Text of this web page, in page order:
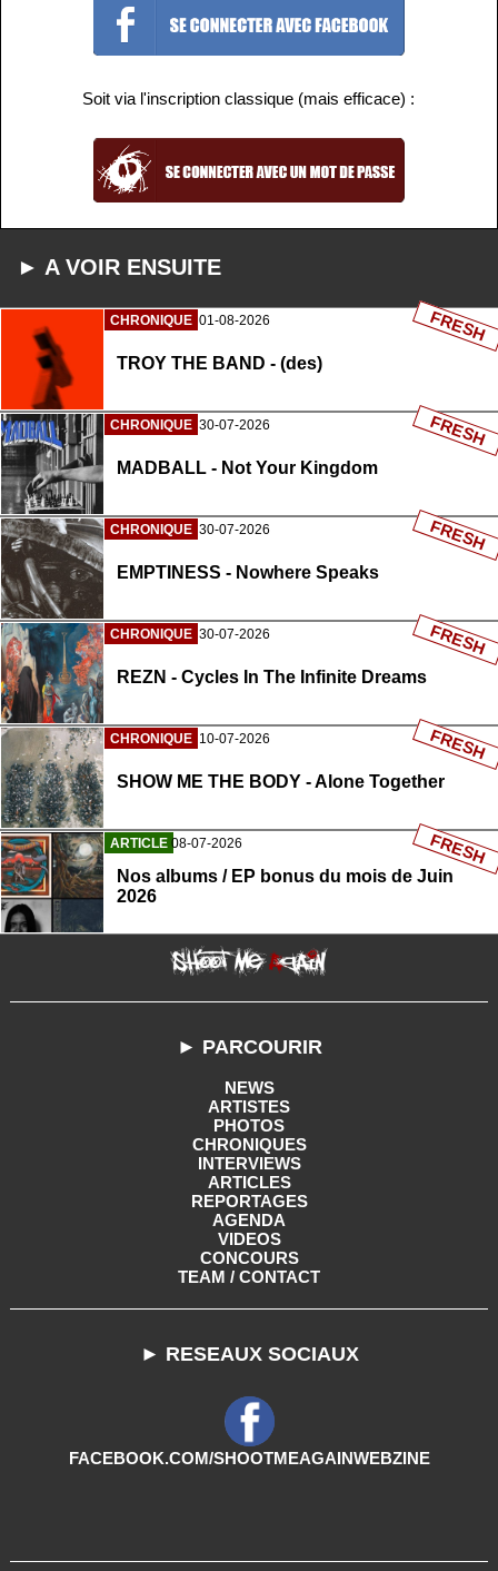
Soit via l'inscription classique (mais efficace) :
► A VOIR ENSUITE
CHRONIQUE 01-08-2026
TROY THE BAND - (des)
FRESH
CHRONIQUE 30-07-2026
MADBALL - Not Your Kingdom
FRESH
CHRONIQUE 30-07-2026
EMPTINESS - Nowhere Speaks
FRESH
CHRONIQUE 30-07-2026
REZN - Cycles In The Infinite Dreams
FRESH
CHRONIQUE 10-07-2026
SHOW ME THE BODY - Alone Together
FRESH
ARTICLE 08-07-2026
Nos albums / EP bonus du mois de Juin
2026
FRESH
► PARCOURIR
NEWS
ARTISTES
PHOTOS
CHRONIQUES
INTERVIEWS
ARTICLES
REPORTAGES
AGENDA
VIDEOS
CONCOURS
TEAM / CONTACT
► RESEAUX SOCIAUX
FACEBOOK.COM/SHOOTMEAGAINWEBZINE